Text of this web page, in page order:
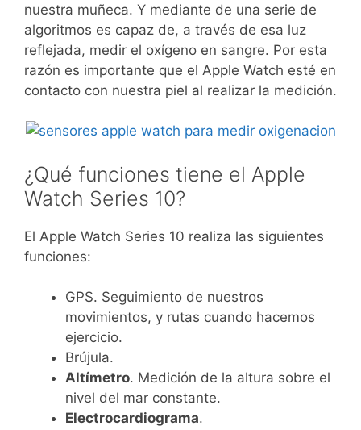
nuestra muñeca. Y mediante de una serie de
algoritmos es capaz de, a través de esa luz
reflejada, medir el oxígeno en sangre. Por esta
razón es importante que el Apple Watch esté en
contacto con nuestra piel al realizar la medición.
¿Qué funciones tiene el Apple
Watch Series 10?
El Apple Watch Series 10 realiza las siguientes
funciones:
GPS. Seguimiento de nuestros
movimientos, y rutas cuando hacemos
ejercicio.
Brújula.
Altímetro. Medición de la altura sobre el
nivel del mar constante.
Electrocardiograma.